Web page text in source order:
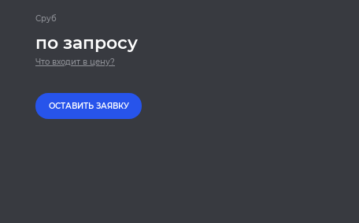
Сруб
по запросу
Что входит в цену?
ОСТАВИТЬ ЗАЯВКУ